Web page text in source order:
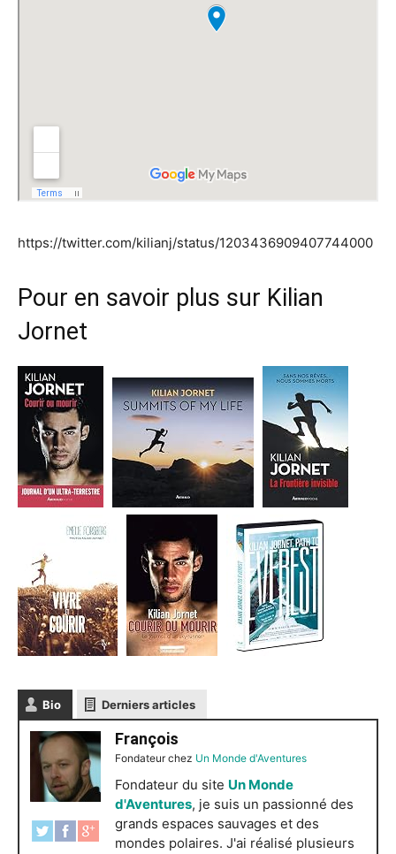
https://twitter.com/kilianj/status/1203436909407744000
Pour en savoir plus sur Kilian
Jornet
Bio Derniers articles
François
Fondateurchez Un Monde d'Aventures
Fondateur du site Un Monde
d'Aventures, je suis un passionné des
grands espaces sauvages et des
mondes polaires. J'ai réalisé plusieurs